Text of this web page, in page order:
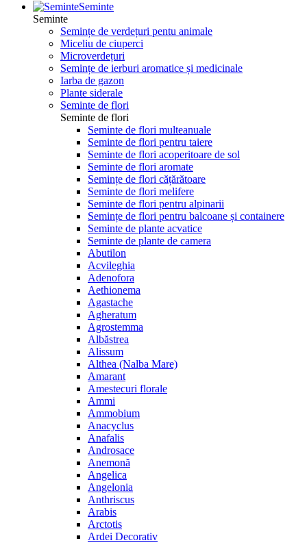
Seminte
Seminte
Semințe de verdețuri pentu animale
Miceliu de ciuperci
Microverdețuri
Semințe de ierburi aromatice și medicinale
Iarba de gazon
Plante siderale
Seminte de flori
Seminte de flori
Seminte de flori multeanuale
Seminte de flori pentru taiere
Seminte de flori acoperitoare de sol
Seminte de flori aromate
Semințe de flori cățărătoare
Seminte de flori melifere
Seminte de flori pentru alpinarii
Semințe de flori pentru balcoane și containere
Seminte de plante acvatice
Seminte de plante de camera
Abutilon
Acvileghia
Adenofora
Aethionema
Agastache
Agheratum
Agrostemma
Albăstrea
Alissum
Althea (Nalba Mare)
Amarant
Amestecuri florale
Ammi
Ammobium
Anacyclus
Anafalis
Androsace
Anemonă
Angelica
Angelonia
Anthriscus
Arabis
Arctotis
Ardei Decorativ